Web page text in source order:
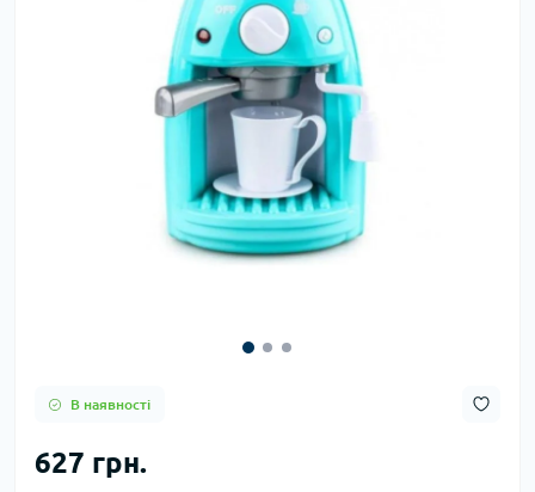
В наявності
627 грн.